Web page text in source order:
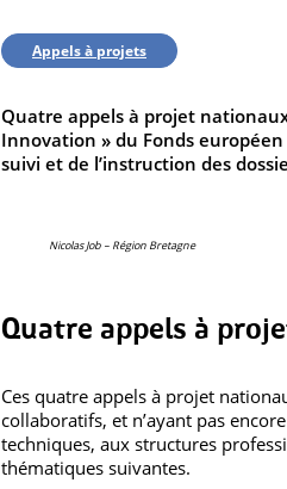
Appels à projets
Quatre appels à projet
Innovation » du Fonds
suivi et de l’instruction des
Nicolas Job – Région Bretagne
Quatre appels à
Ces quatre appels à projet
collaboratifs, et n’ayant pas
techniques, aux structures
thématiques suivantes.